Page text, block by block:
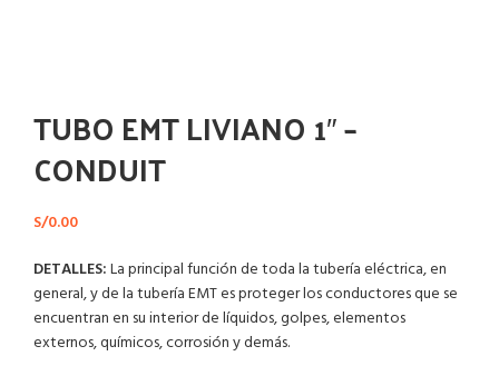
TUBO EMT LIVIANO 1″ –
CONDUIT
S/0.00
DETALLES:La principal función de toda la tubería eléctrica, en
general, y de la tubería EMT es proteger los conductores que se
encuentran en su interior de líquidos, golpes, elementos
externos, químicos, corrosión y demás.